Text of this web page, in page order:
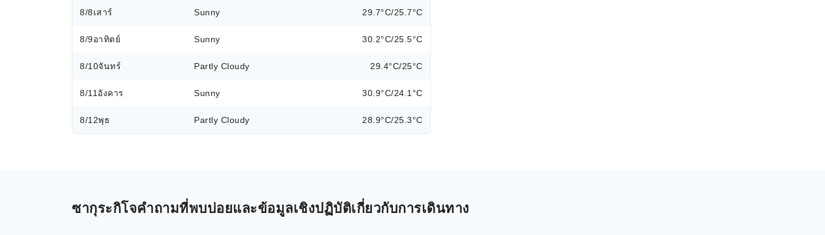
8/8เสาร์ Sunny 29.7°C/25.7°C
8/9อาทิตย์ Sunny 30.2°C/25.5°C
8/10จันทร์ Partly Cloudy 29.4°C/25°C
8/11 อังคาร Sunny 30.9°C/24.1°C
8/12พุธ Partly Cloudy 28.9°C/25.3°C
ซากุระกิโจคำถามที่พบบ่อยและข้อมูลเชิงปฏิบัติเกี่ยวกับการเดินทาง